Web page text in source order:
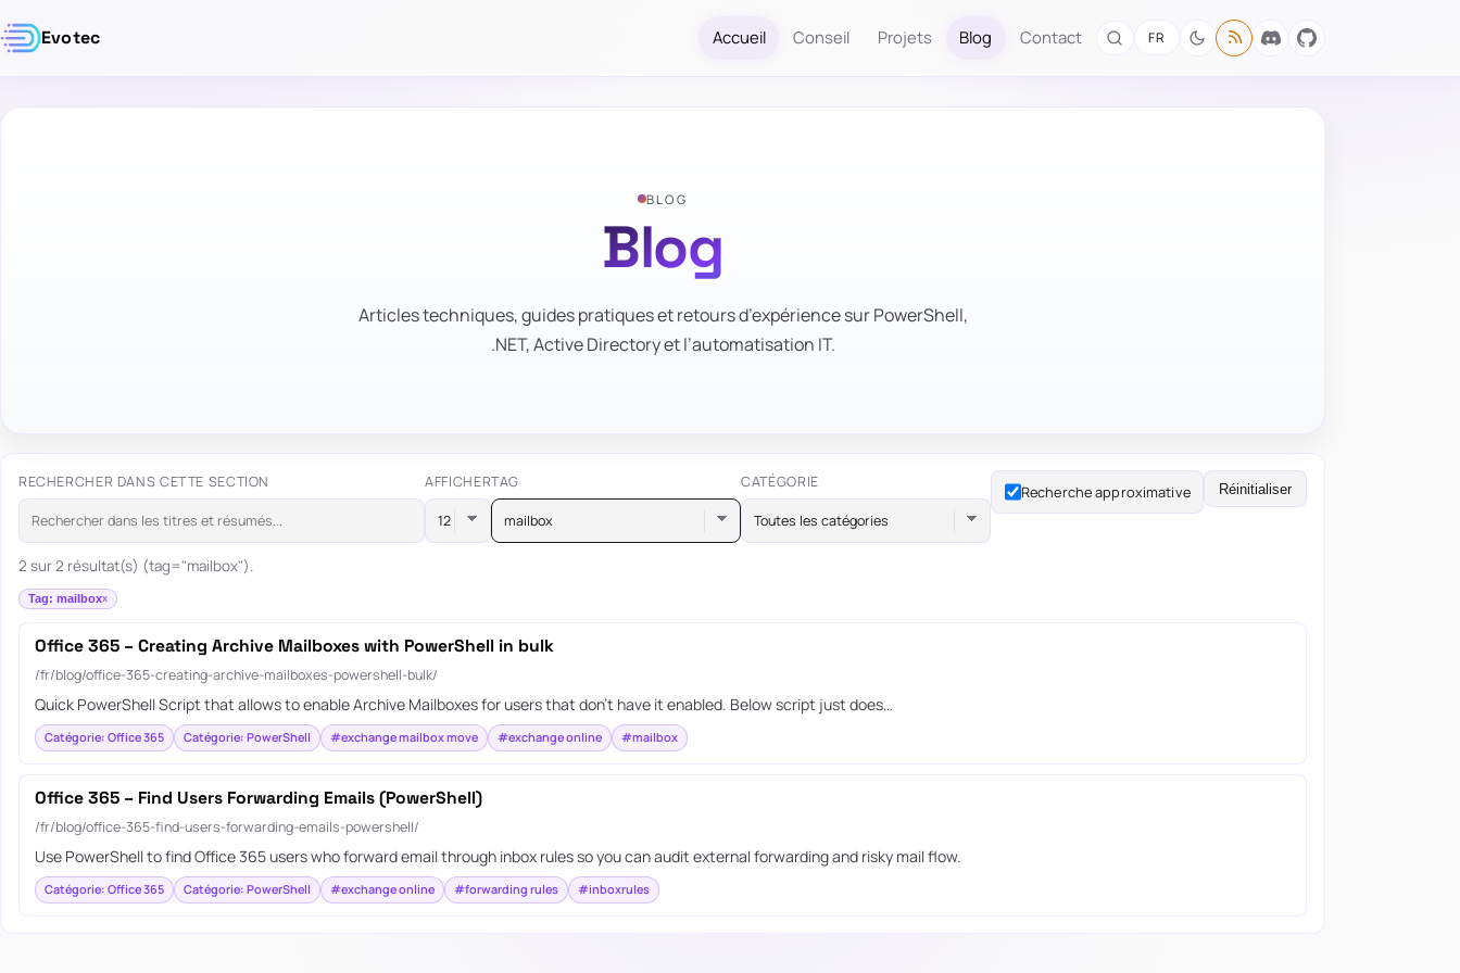
Evotec Accueil Conseil Projets Blog Contact FR
BLOG
Blog
Articles techniques, guides pratiques et retours d’expérience sur PowerShell,
.NET, Active Directory et l’automatisation IT.
RECHERCHER DANS CETTE SECTION AFFICHERTAG
mailbox
CATÉGORIE
Toutes les catégories
Recherche approximative Réinitialiser
2 sur 2 résultat(s) (tag="mailbox").
Tag: mailbox
Office 365 – Creating Archive Mailboxes with PowerShell in bulk
/fr/blog/office-365-creating-archive-mailboxes-powershell-bulk/
Quick PowerShell Script that allows to enable Archive Mailboxes for users that don’t have it enabled. Below script just does…
Catégorie: Office 365 Catégorie: PowerShell #exchange mailbox move #exchange online #mailbox
Office 365 – Find Users Forwarding Emails (PowerShell)
/fr/blog/office-365-find-users-forwarding-emails-powershell/
Use PowerShell to find Office 365 users who forward email through inbox rules so you can audit external forwarding and risky mail flow.
Catégorie: Office 365 Catégorie: PowerShell #exchange online #forwarding rules #inboxrules